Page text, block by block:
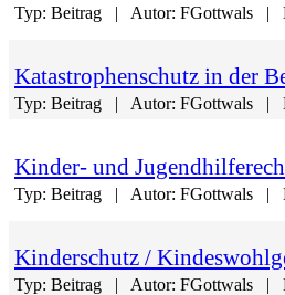
Typ: Beitrag Autor: FGottwals
Katastrophenschutz in der
Typ: Beitrag Autor: FGottwals
Kinder- und
Typ: Beitrag Autor: FGottwals
Kinderschutz /
Typ: Beitrag Autor: FGottwals